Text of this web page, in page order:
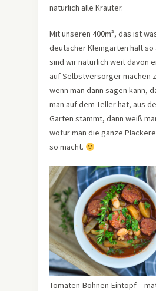
natürlich alle Kräuter.
Mit unseren 400m², das ist
deutscher Kleingarten halt so
sind wir natürlich weit davon
auf Selbstversorger machen
wenn man dann sagen kann,
man auf dem Teller hat, aus
Garten stammt, dann weiß
wofür man die ganze
so macht.
Tomaten-Bohnen-Eintopf –